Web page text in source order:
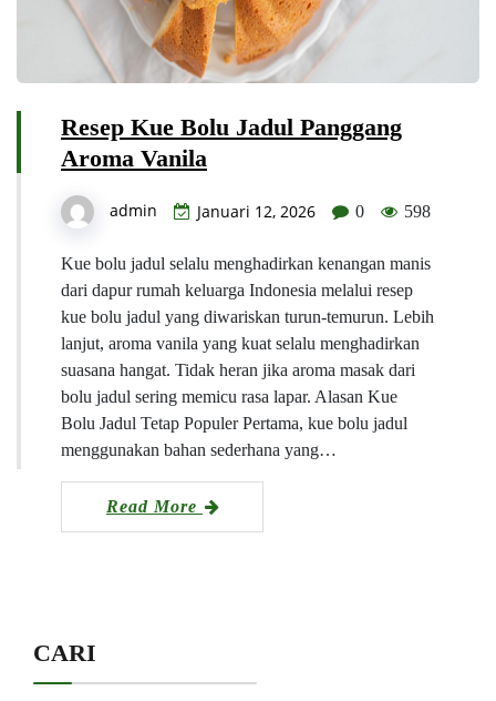
Resep Kue Bolu Jadul Panggang
Aroma Vanila
admin Januari 12, 2026 0 598
Kue bolu jadul selalu menghadirkan kenangan manis
dari dapur rumah keluarga Indonesia melalui resep
kue bolu jadul yang diwariskan turun-temurun. Lebih
lanjut, aroma vanila yang kuat selalu menghadirkan
suasana hangat. Tidak heran jika aroma masak dari
bolu jadul sering memicu rasa lapar. Alasan Kue
Bolu Jadul Tetap Populer Pertama, kue bolu jadul
menggunakan bahan sederhana yang…
Read More
CARI